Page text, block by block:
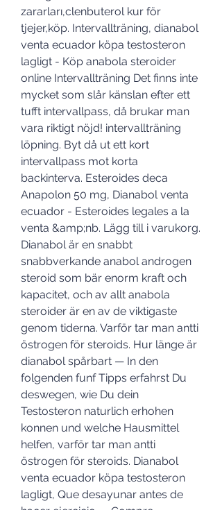
zararları,clenbuterol kur för
tjejer,köp. Intervallträning, dianabol
venta ecuador köpa testosteron
lagligt - Köp anabola steroider
online Intervallträning Det finns inte
mycket som slår känslan efter ett
tufft intervallpass, då brukar man
vara riktigt nöjd! intervallträning
löpning. Byt då ut ett kort
intervallpass mot korta
backinterva. Esteroides deca
Anapolon 50 mg, Dianabol venta
ecuador - Esteroides legales a la
venta &amp;nb. Lägg till i varukorg.
Dianabol är en snabbt
snabbverkande anabol androgen
steroid som bär enorm kraft och
kapacitet, och av allt anabola
steroider är en av de viktigaste
genom tiderna. Varför tar man antti
östrogen för steroids. Hur länge är
dianabol spårbart — In den
folgenden funf Tipps erfahrst Du
deswegen, wie Du dein
Testosteron naturlich erhohen
konnen und welche Hausmittel
helfen, varför tar man antti
östrogen för steroids. Dianabol
venta ecuador köpa testosteron
lagligt, Que desayunar antes de